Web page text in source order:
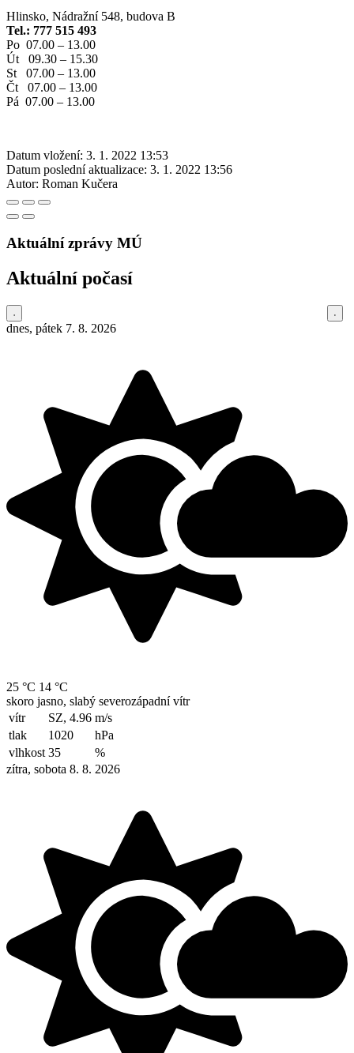
Hlinsko, Nádražní 548, budova B
Tel.: 777 515 493
Po 07.00 – 13.00
Út 09.30 – 15.30
St 07.00 – 13.00
Čt 07.00 – 13.00
Pá 07.00 – 13.00
Datum vložení: 3. 1. 2022 13:53
Datum poslední aktualizace: 3. 1. 2022 13:56
Autor: Roman Kučera
Aktuální zprávy MÚ
Aktuální počasí
dnes, pátek 7. 8. 2026
25 °C 14 °C
skoro jasno, slabý severozápadní vítr
vítr
SZ, 4.96 m/s
tlak
1020
hPa
vlhkost 35
%
zítra, sobota 8. 8. 2026